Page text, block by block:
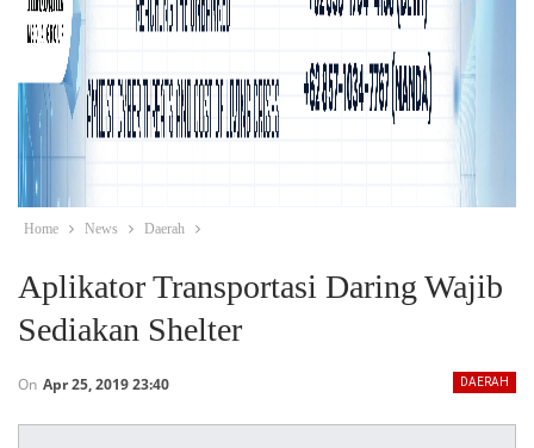
Home News Daerah
Aplikator Transportasi Daring Wajib
Sediakan Shelter
DAERAH
On Apr 25, 2019 23:40